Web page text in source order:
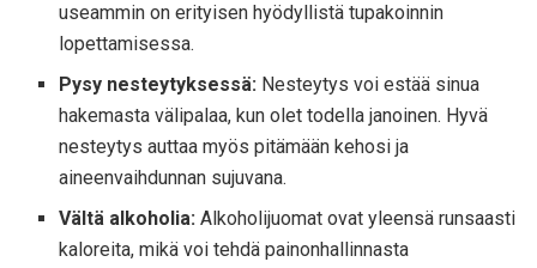
useammin on erityisen hyödyllistä tupakoinnin
lopettamisessa.
Pysy nesteytyksessä: Nesteytys voi estää sinua
hakemasta välipalaa, kun olet todella janoinen. Hyvä
nesteytys auttaa myös pitämään kehosi ja
aineenvaihdunnan sujuvana.
Vältä alkoholia: Alkoholijuomat ovat yleensä runsaasti
kaloreita, mikä voi tehdä painonhallinnasta